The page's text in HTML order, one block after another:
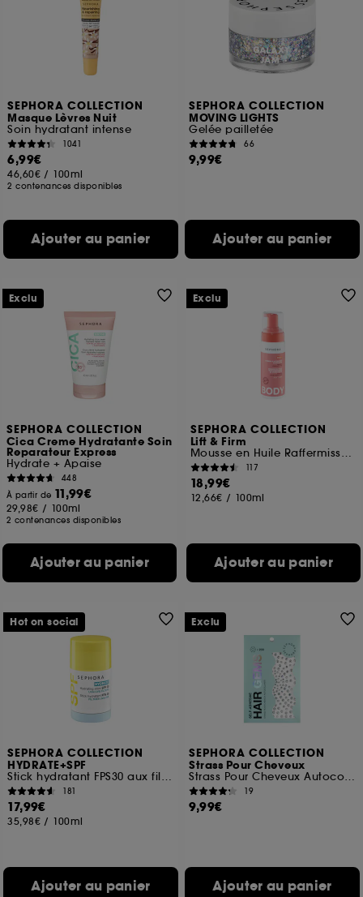
SEPHORA COLLECTION
Masque Lèvres Nuit
Soin hydratant intense
1041
6,99€
46,60€ / 100ml
2 contenances disponibles
Ajouter au panier
SEPHORA COLLECTION
MOVING LIGHTS
Gelée pailletée
66
9,99€
Ajouter au panier
SEPHORA COLLECTION
Cica Creme Hydratante Soin
Reparateur Express
Hydrate + Apaise
448
À partir de 11,99€
29,98€ / 100ml
2 contenances disponibles
Ajouter au panier
Exclu
SEPHORA COLLECTION
Lift & Firm
Mousse en Huile Raffermissante Et Hydratante
117
18,99€
12,66€ / 100ml
Ajouter au panier
Exclu
SEPHORA COLLECTION
HYDRATE+SPF
Stick hydratant FPS30 aux filtres UVA/UVB
181
17,99€
35,98€ / 100ml
Ajouter au panier
Hot on social
SEPHORA COLLECTION
Strass Pour Cheveux
Strass Pour Cheveux Autocollants
19
9,99€
Ajouter au panier
Exclu